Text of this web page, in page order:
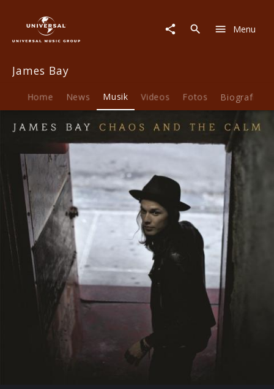
Musik
Chaos
Calm
Menu
James Bay
Home News Musik Videos Fotos Biografie